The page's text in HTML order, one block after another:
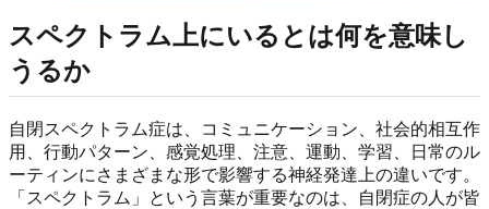
スペクトラム上にいるとは何を意味し
うるか
自閉スペクトラム症は、コミュニケーション、社会的相互作
用、行動パターン、感覚処理、注意、運動、学習、日常のル
ーティンにさまざまな形で影響する神経発達上の違いです。
「スペクトラム」という言葉が重要なのは、自閉症の人が皆